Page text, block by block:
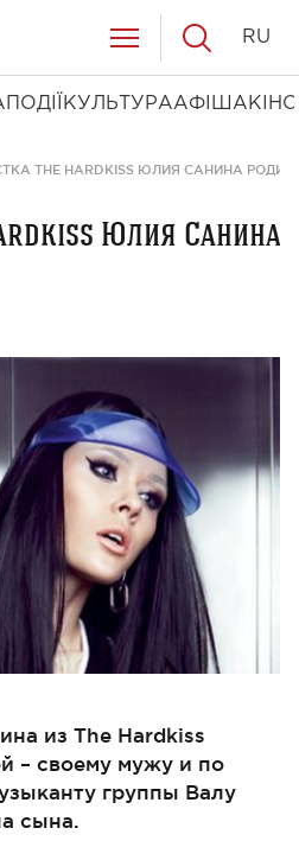
ПОДІЇ КУЛЬТУРААФІША КІНО
RU
THE HARDKISS ЮЛИЯ САНИНА
Юлия Санина
из The Hardkiss
– своему мужу и по
группы Валу
сына.